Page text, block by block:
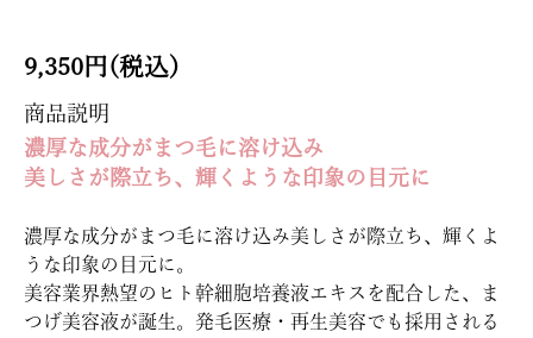
9,350円(税込)
商品説明
濃厚な成分がまつ毛に溶け込み
美しさが際立ち、輝くような印象の目元に
濃厚な成分がまつ毛に溶け込み美しさが際立ち、輝くよ
うな印象の目元に。
美容業界熱望のヒト幹細胞培養液エキスを配合した、ま
つげ美容液が誕生。発毛医療・再生美容でも採用される